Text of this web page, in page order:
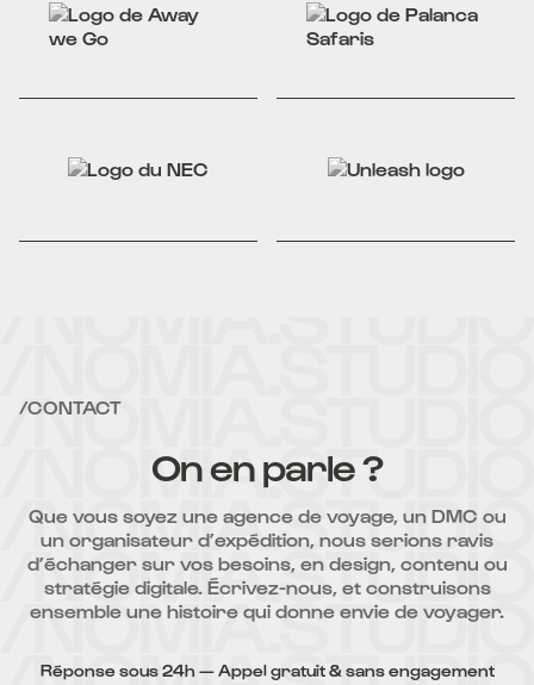
/CONTACT
On en parle ?
Que vous soyez une agence de voyage, un DMC ou
un organisateur d’expédition, nous serions ravis
d’échanger sur vos besoins, en design, contenu ou
stratégie digitale. Écrivez-nous, et construisons
ensemble une histoire qui donne envie de voyager.
Réponse sous 24h — Appel gratuit & sans engagement